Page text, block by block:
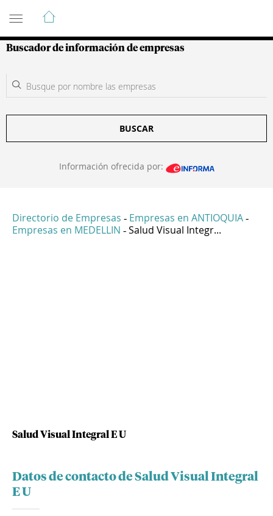
Guía de Empresas Colombianas
Buscador de información de empresas
BUSCAR
Información ofrecida por:
Directorio de Empresas - Empresas en ANTIOQUIA -
Empresas en MEDELLIN - Salud Visual Integr...
Salud Visual Integral E U
Datos de contacto de Salud Visual Integral
E U